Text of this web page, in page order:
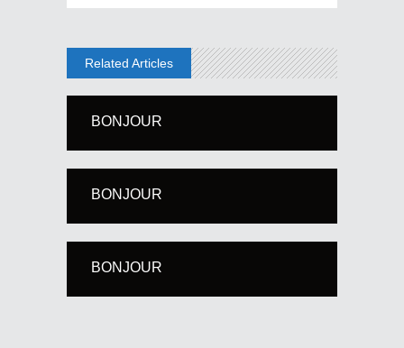
Related Articles
BONJOUR
BONJOUR
BONJOUR